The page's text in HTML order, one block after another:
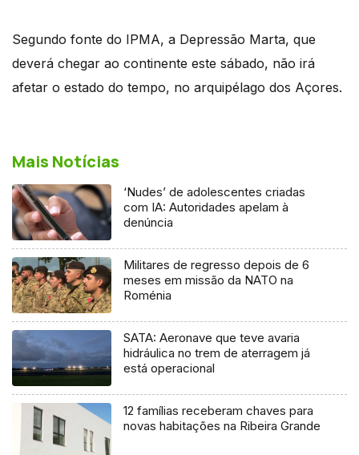
Segundo fonte do IPMA, a Depressão Marta, que
deverá chegar ao continente este sábado, não irá
afetar o estado do tempo, no arquipélago dos Açores.
Mais Notícias
‘Nudes’ de adolescentes criadas
com IA: Autoridades apelam à
denúncia
Militares de regresso depois de 6
meses em missão da NATO na
Roménia
SATA: Aeronave que teve avaria
hidráulica no trem de aterragem já
está operacional
12 famílias receberam chaves para
novas habitações na Ribeira Grande